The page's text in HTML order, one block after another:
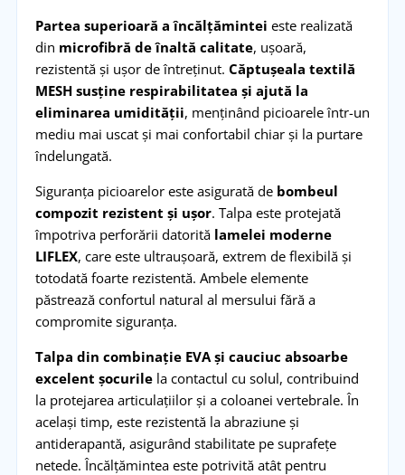
Partea superioară a încălțămintei este realizată
din microfibră de înaltă calitate, ușoară,
rezistentă și ușor de întreținut. Căptușeala textilă
MESH susține respirabilitatea și ajută la
eliminarea umidității, menținând picioarele într-un
mediu mai uscat și mai confortabil chiar și la purtare
îndelungată.
Siguranța picioarelor este asigurată de bombeul
compozit rezistent și ușor. Talpa este protejată
împotriva perforării datorită lamelei moderne
LIFLEX, care este ultraușoară, extrem de flexibilă și
totodată foarte rezistentă. Ambele elemente
păstrează confortul natural al mersului fără a
compromite siguranța.
Talpa din combinație EVA și cauciuc absoarbe
excelent șocurilela contactul cu solul, contribuind
la protejarea articulațiilor și a coloanei vertebrale. În
același timp, este rezistentă la abraziune și
antiderapantă, asigurând stabilitate pe suprafețe
netede. Încălțămintea este potrivită atât pentru